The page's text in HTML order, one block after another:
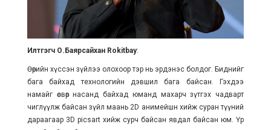
Илтгэгч О.БаярсайханRokitbay:
Өөрийн хүссэн зүйлээ олохоор тэр нь эрдэнэс болдог. Биднийг
бага байхад технологийн дэвшил бага байсан. Гэхдээ
намайг өсвөр насанд байхад юманд махарч зүтгэх чадварт
чиглүүлж байсан зүйл маань 2D анимейшн хийж суран түүний
дараагаар 3D picsart хийж сурч байсан явдал байсан юм. Үр